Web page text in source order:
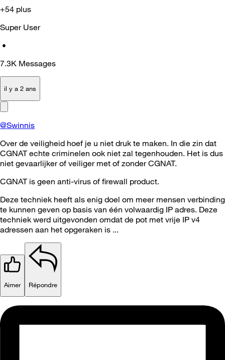
+54 plus
Super User
•
7.3K Messages
il y a 2 ans
@Swinnis
Over de veiligheid hoef je u niet druk te maken. In die zin dat
CGNAT echte criminelen ook niet zal tegenhouden. Het is dus
niet gevaarlijker of veiliger met of zonder CGNAT.
CGNAT is geen anti-virus of firewall product.
Deze techniek heeft als enig doel om meer mensen verbinding
te kunnen geven op basis van één volwaardig IP adres. Deze
techniek werd uitgevonden omdat de pot met vrije IP v4
adressen aan het opgeraken is ...
Aimer Répondre